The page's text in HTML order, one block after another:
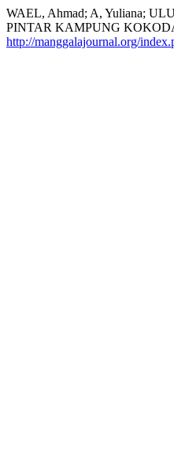
WAEL, Ahmad; A, Yuliana;
PINTAR KAMPUNG
http://manggalajournal.org/